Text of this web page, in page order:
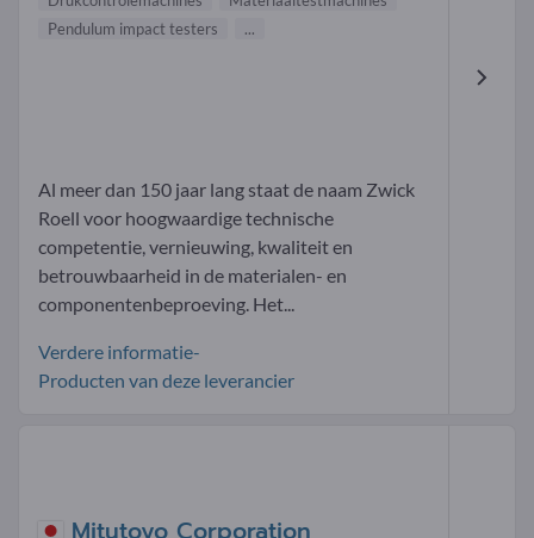
Pendulum impact testers
...
Al meer dan 150 jaar lang staat de naam Zwick
Roell voor hoogwaardige technische
competentie, vernieuwing, kwaliteit en
betrouwbaarheid in de materialen- en
componentenbeproeving. Het...
Verdere informatie-
Producten van deze leverancier
Mitutoyo Corporation